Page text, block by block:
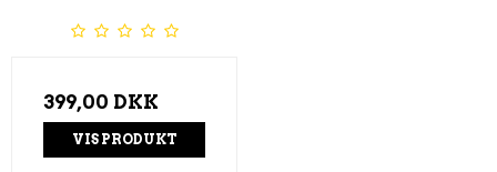
399,00 DKK
VIS PRODUKT